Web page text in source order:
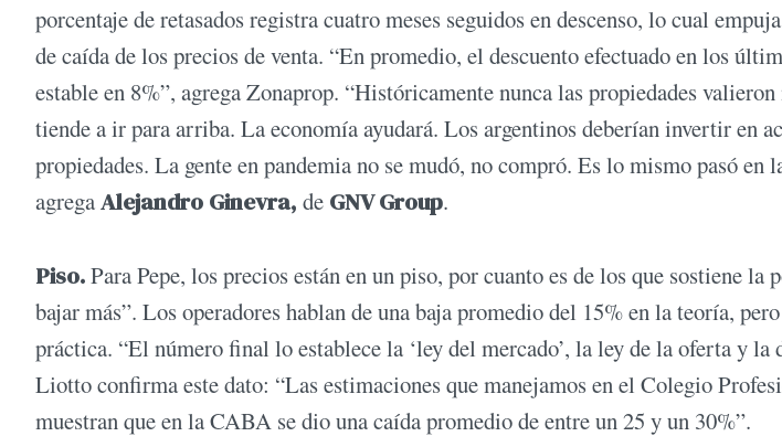
porcentaje de retasados registra cuatro meses seguidos en descenso, lo cual
de caída de los precios de venta. “En promedio, el descuento efectuado en los
estable en 8%”, agrega Zonaprop. “Históricamente nunca las propiedades
tiende a ir para arriba. La economía ayudará. Los argentinos deberían invertir en
propiedades. La gente en pandemia no se mudó, no compró. Es lo mismo pasó en
agregaAlejandro Ginevra, de GNV Group.
Piso.Para Pepe, los precios están en un piso, por cuanto es de los que sostiene la
bajar más”. Los operadores hablan de una baja promedio del 15% en la teoría,
práctica. “El número final lo establece la ‘ley del mercado’, la ley de la oferta y la
Liotto confirma este dato: “Las estimaciones que manejamos en el Colegio
muestran que en la CABA se dio una caída promedio de entre un 25 y un 30%”.